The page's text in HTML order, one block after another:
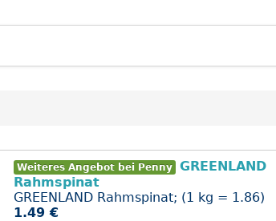
Weiteres Angebot bei Penny
GREENLAND
Rahmspinat
GREENLAND Rahmspinat; (1 kg = 1.86)
1.49 €